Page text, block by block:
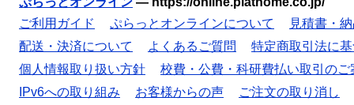
ご利用ガイド
ぷらっとオンラインについて
見積書・
配送・決済について
よくあるご質問
特定商取引法に
個人情報取り扱い方針
校費・公費・科研費払い取引のご
IPv6への取り組み
お客様からの声 ご注文の取り消し